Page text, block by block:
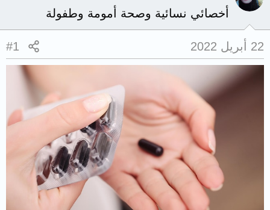
أخصائي نسائية وصحة أمومة وطفولة
22 أبريل 2022 #1